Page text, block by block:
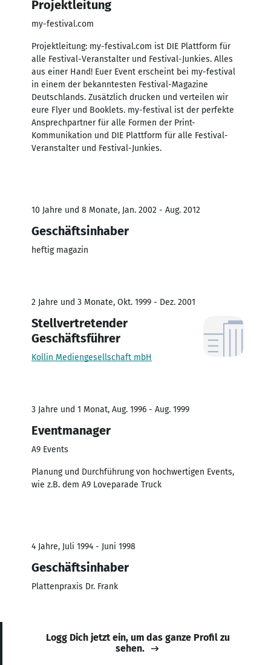
Projektleitung
my-festival.com
Projektleitung: my-festival.com ist DIE Plattform für
alle Festival-Veranstalter und Festival-Junkies. Alles
aus einer Hand! Euer Event erscheint bei my-festival
in einem der bekanntesten Festival-Magazine
Deutschlands. Zusätzlich drucken und verteilen wir
eure Flyer und Booklets. my-festival ist der perfekte
Ansprechpartner für alle Formen der Print-
Kommunikation und DIE Plattform für alle Festival-
Veranstalter und Festival-Junkies.
10 Jahre und 8 Monate, Jan. 2002 - Aug. 2012
Geschäftsinhaber
heftig magazin
2 Jahre und 3 Monate, Okt. 1999 - Dez. 2001
Stellvertretender
Geschäftsführer
Kollin Mediengesellschaft mbH
3 Jahre und 1 Monat, Aug. 1996 - Aug. 1999
Eventmanager
A9 Events
Planung und Durchführung von hochwertigen Events,
wie z.B. dem A9 Loveparade Truck
4 Jahre, Juli 1994 - Juni 1998
Geschäftsinhaber
Plattenpraxis Dr. Frank
Logg Dich jetzt ein, um das ganze Profil zu
sehen.